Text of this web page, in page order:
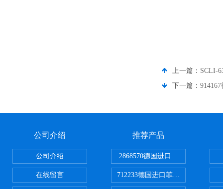
上一篇： SCLI-
下一篇：
公司介绍
公司介绍
在线留言
推荐产品
2868570德国进口菲尼克斯电源
712233德国进口菲尼克斯断路器